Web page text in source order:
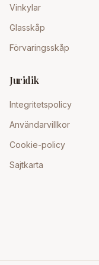
Vinkylar
Glasskåp
Förvaringsskåp
Juridik
Integritetspolicy
Användarvillkor
Cookie-policy
Sajtkarta